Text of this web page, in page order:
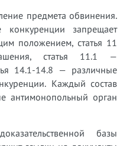
предмета обвинения.
запрещает
положением, статья 11
статья 11.1 —
14.1-14.8 — различные
Каждый состав
антимонопольный орган
базы